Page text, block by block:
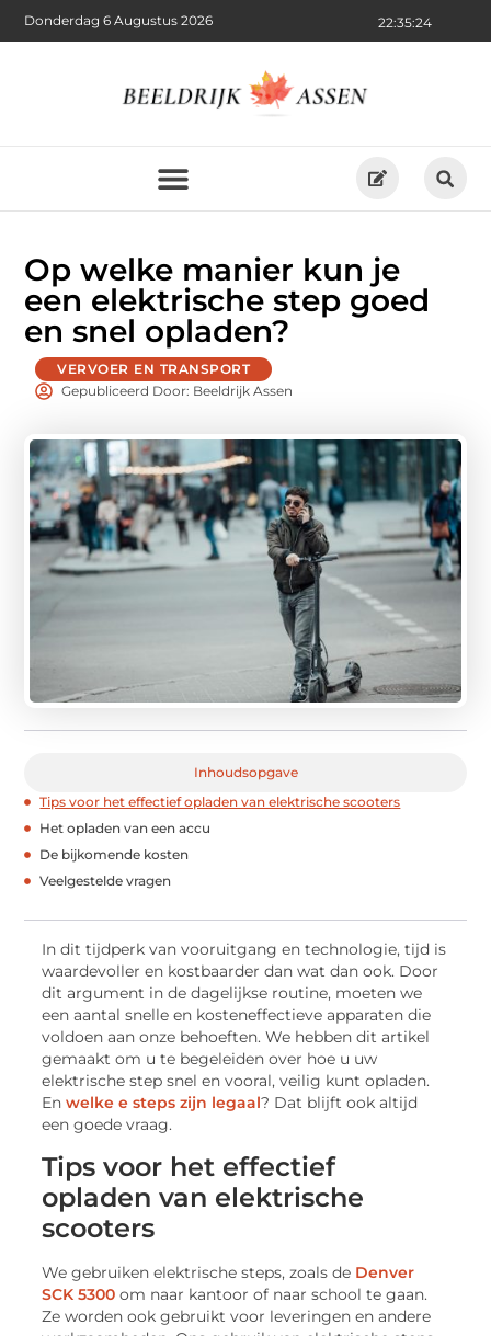
22:35:25
Donderdag 6 Augustus 2026
Op welke manier kun je
een elektrische step goed
en snel opladen?
VERVOER EN TRANSPORT
Gepubliceerd Door: Beeldrijk Assen
Inhoudsopgave
Tips voor het effectief opladen van elektrische scooters
Het opladen van een accu
De bijkomende kosten
Veelgestelde vragen
In dit tijdperk van vooruitgang en technologie, tijd is
waardevoller en kostbaarder dan wat dan ook. Door
dit argument in de dagelijkse routine, moeten we
een aantal snelle en kosteneffectieve apparaten die
voldoen aan onze behoeften. We hebben dit artikel
gemaakt om u te begeleiden over hoe u uw
elektrische step snel en vooral, veilig kunt opladen.
Enwelke e steps zijn legaal? Dat blijft ook altijd
een goede vraag.
Tips voor het effectief
opladen van elektrische
scooters
We gebruiken elektrische steps, zoals de Denver
SCK 5300 om naar kantoor of naar school te gaan.
Ze worden ook gebruikt voor leveringen en andere